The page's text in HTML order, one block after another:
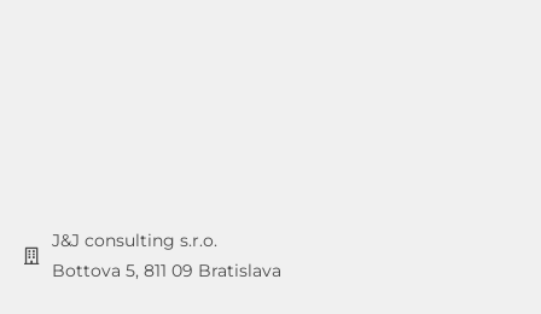
J&J consulting s.r.o.
Bottova 5, 811 09 Bratislava